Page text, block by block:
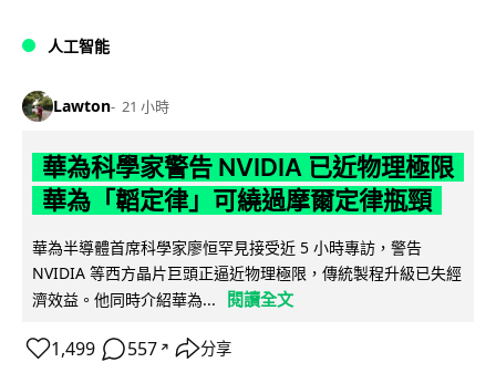
人工智能
Lawton 21 小時
華為科學家警告 NVIDIA 已近物理極限
華為「韜定律」可繞過摩爾定律瓶頸
華為半導體首席科學家廖恒罕見接受近 5 小時專訪，警告
NVIDIA 等西方晶片巨頭正逼近物理極限，傳統製程升級已失經
濟效益。他同時介紹華為...
閱讀全文
1,499 557 ↗ 分享